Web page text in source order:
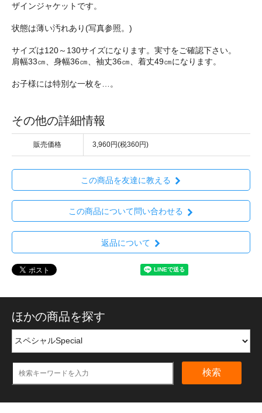
ザインジャケットです。
状態は薄い汚れあり(写真参照。)
サイズは120～130サイズになります。実寸をご確認下さい。
肩幅33㎝、身幅36㎝、袖丈36㎝、着丈49㎝になります。
お子様には特別な一枚を…。
その他の詳細情報
販売価格 3,960円(税360円)
この商品を友達に教える
この商品について問い合わせる
返品について
ほかの商品を探す
検索